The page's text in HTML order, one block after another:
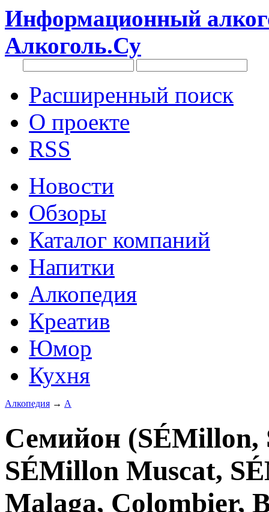
Информационный
Алкоголь.Су
Расширенный поиск
О проекте
RSS
Новости
Обзоры
Каталог компаний
Напитки
Алкопедия
Креатив
Юмор
Кухня
Алкопедия → А
Семийон (SÉMillon,
SÉMillon Muscat,
Malaga, Colombier,